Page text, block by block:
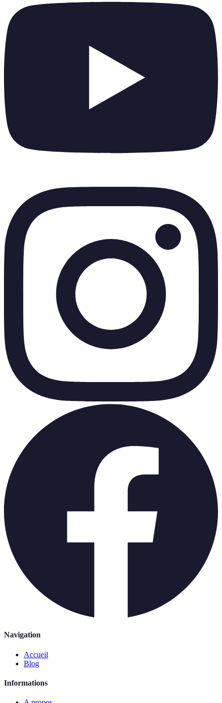
Navigation
Accueil
Blog
Informations